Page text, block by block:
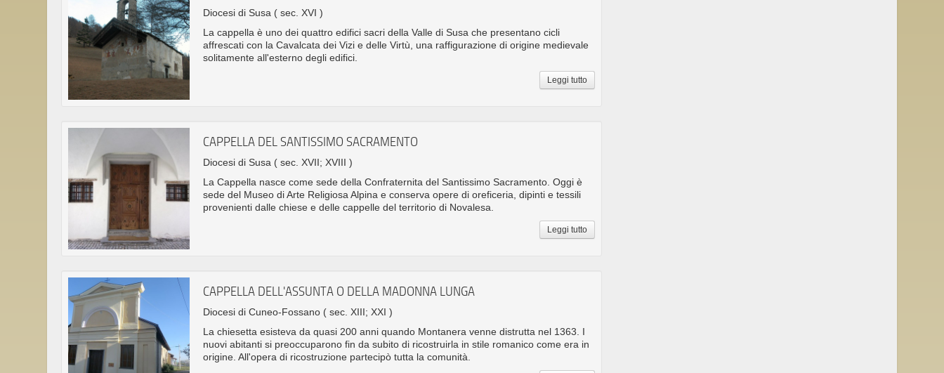
Diocesi di Susa ( sec. XVI )
La cappella è uno dei quattro edifici sacri della Valle di Susa che presentano cicli
affrescati con la Cavalcata dei Vizi e delle Virtù, una raffigurazione di origine medievale
solitamente all'esterno degli edifici.
Leggi tutto
CAPPELLA DEL SANTISSIMO SACRAMENTO
Diocesi di Susa ( sec. XVII; XVIII )
La Cappella nasce come sede della Confraternita del Santissimo Sacramento. Oggi è
sede del Museo di Arte Religiosa Alpina e conserva opere di oreficeria, dipinti e tessili
provenienti dalle chiese e delle cappelle del territorio di Novalesa.
Leggi tutto
CAPPELLA DELL'ASSUNTA O DELLA MADONNA LUNGA
Diocesi di Cuneo-Fossano ( sec. XIII; XXI )
La chiesetta esisteva da quasi 200 anni quando Montanera venne distrutta nel 1363. I
nuovi abitanti si preoccuparono fin da subito di ricostruirla in stile romanico come era in
origine. All'opera di ricostruzione partecipò tutta la comunità.